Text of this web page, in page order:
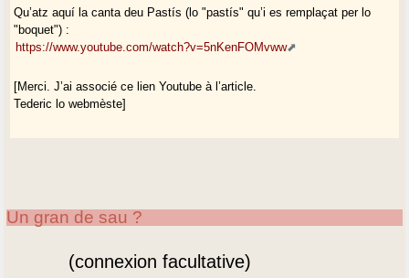
Qu’atz aquí la canta deu Pastís (lo "pastís" qu’i es remplaçat per lo
"boquet") :
https://www.youtube.com/watch?v=5nKenFOMvww
[Merci. J’ai associé ce lien Youtube à l’article.
Tederic lo webmèste]
Un gran de sau ?
(connexion facultative)